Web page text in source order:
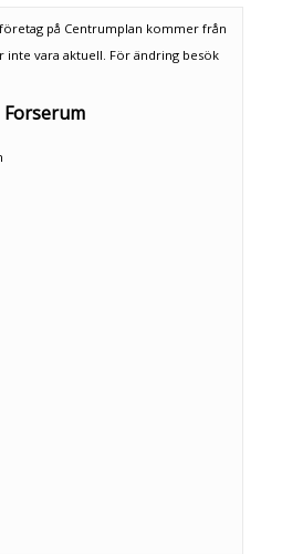
på Centrumplan kommer från
inte vara aktuell. För ändring besök